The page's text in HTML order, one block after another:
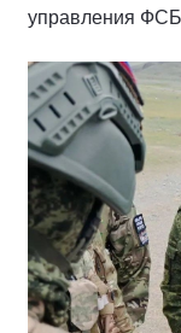
управления ФСБ